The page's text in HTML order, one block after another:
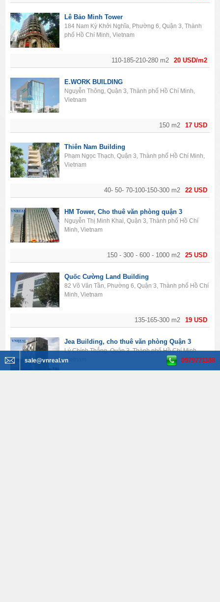
20 USD/m2
110-185-210-280 m2
Lê Bảo Minh Tower
184 Nam Kỳ Khởi Nghĩa, Phường 6, Quận 3, Thành
phố Hồ Chí Minh, Vietnam
17 USD
150 m2
E.WORK BUILDING
Nguyễn Thông, Quận 3, Thành phố Hồ Chí Minh,
Vietnam
22 USD
40- 50- 70-100-150-300 m2
Thiên Nam Building
Phạm Ngọc Thạch, Quận 3, Thành phố Hồ Chí Minh,
Vietnam
25 USD
150 - 300 - 600 - 1000 m2
HM Tower, Cho thuê văn phòng quận 3
Nguyễn Thị Minh Khai, Quận 3, Thành phố Hồ Chí
Minh, Vietnam
19 USD
135-165-300 m2
Quốc Cường Land Building
82 Võ Văn Tần, Phường 6, Quận 3, Thành phố Hồ Chí
Minh, Vietnam
Jea Building, cho thuê văn phòng Quận 3
Lý Chính Thắng, Quận 3, Thành phố Hồ Chí Minh,
Vietnam
sale@vnreal.vn 0979771188